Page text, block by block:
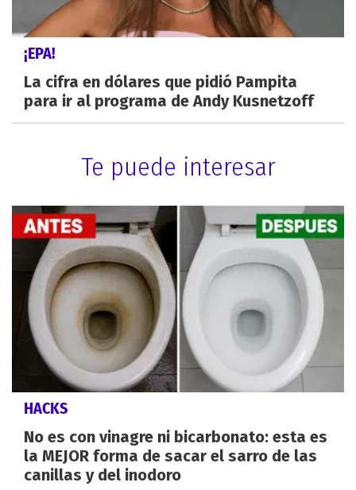
¡EPA!
La cifra en dólares que pidió Pampita
para ir al programa de Andy Kusnetzoff
Te puede interesar
HACKS
No es con vinagre ni bicarbonato: esta es
la MEJOR forma de sacar el sarro de las
canillas y del inodoro